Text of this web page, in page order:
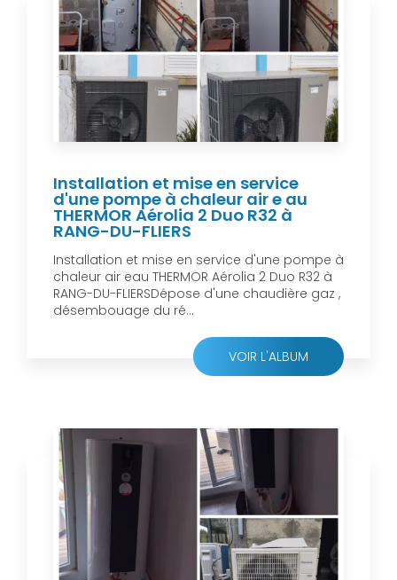
Installation et mise en service
d'une pompe à chaleur air e au
THERMOR Aérolia 2 Duo R32 à
RANG-DU-FLIERS
Installation et mise en service d'une pompe à
chaleur air eau THERMOR Aérolia 2 Duo R32 à
RANG-DU-FLIERSDépose d'une chaudière gaz ,
désembouage du ré...
VOIR L'ALBUM